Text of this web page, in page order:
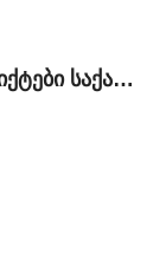
კონფლიქტები საქართველოში: მიმდინარე ეტაპის თავისებურებები და ამოცანები